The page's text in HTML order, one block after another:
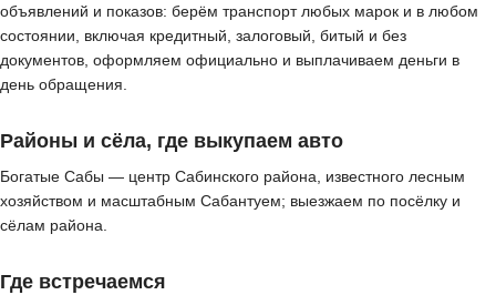
объявлений и показов: берём транспорт любых марок и в любом
состоянии, включая кредитный, залоговый, битый и без
документов, оформляем официально и выплачиваем деньги в
день обращения.
Районы и сёла, где выкупаем авто
Богатые Сабы — центр Сабинского района, известного лесным
хозяйством и масштабным Сабантуем; выезжаем по посёлку и
сёлам района.
Где встречаемся